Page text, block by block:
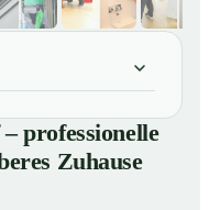
professionelle
Zuhause